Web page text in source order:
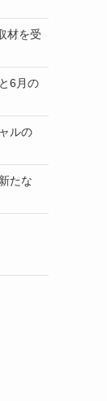
材を受
6月の
ルの
たな